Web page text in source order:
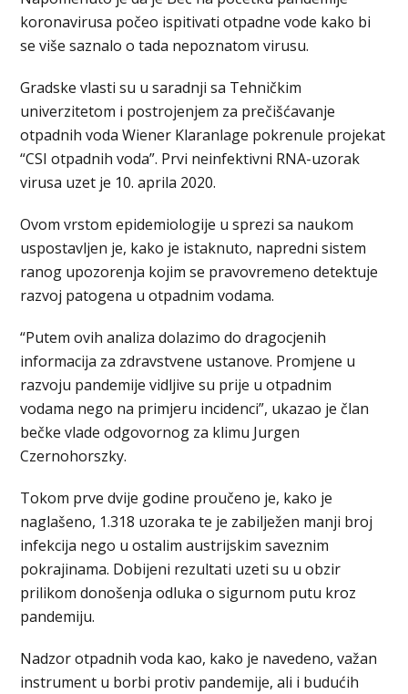
koronavirusa počeo ispitivati otpadne vode kako bi
se više saznalo o tada nepoznatom virusu.
Gradske vlasti su u saradnji sa Tehničkim
univerzitetom i postrojenjem za prečišćavanje
otpadnih voda Wiener Klaranlage pokrenule projekat
“CSI otpadnih voda”. Prvi neinfektivni RNA-uzorak
virusa uzet je 10. aprila 2020.
Ovom vrstom epidemiologije u sprezi sa naukom
uspostavljen je, kako je istaknuto, napredni sistem
ranog upozorenja kojim se pravovremeno detektuje
razvoj patogena u otpadnim vodama.
“Putem ovih analiza dolazimo do dragocjenih
informacija za zdravstvene ustanove. Promjene u
razvoju pandemije vidljive su prije u otpadnim
vodama nego na primjeru incidenci”, ukazao je član
bečke vlade odgovornog za klimu Jurgen
Czernohorszky.
Tokom prve dvije godine proučeno je, kako je
naglašeno, 1.318 uzoraka te je zabilježen manji broj
infekcija nego u ostalim austrijskim saveznim
pokrajinama. Dobijeni rezultati uzeti su u obzir
prilikom donošenja odluka o sigurnom putu kroz
pandemiju.
Nadzor otpadnih voda kao, kako je navedeno, važan
instrument u borbi protiv pandemije, ali i budućih